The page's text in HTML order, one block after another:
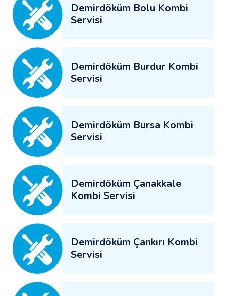
Demirdöküm Bolu Kombi
Servisi
Demirdöküm Burdur Kombi
Servisi
Demirdöküm Bursa Kombi
Servisi
Demirdöküm Çanakkale
Kombi Servisi
Demirdöküm Çankırı Kombi
Servisi